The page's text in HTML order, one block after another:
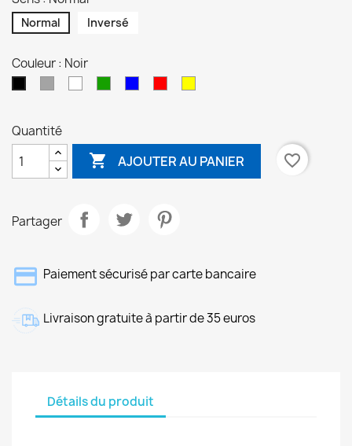
Normal Inversé
Couleur : Noir
Quantité
 AJOUTER AU PANIER favorite_border
Partager
Paiement sécurisé par carte bancaire
Livraison gratuite à partir de 35 euros
Détails du produit